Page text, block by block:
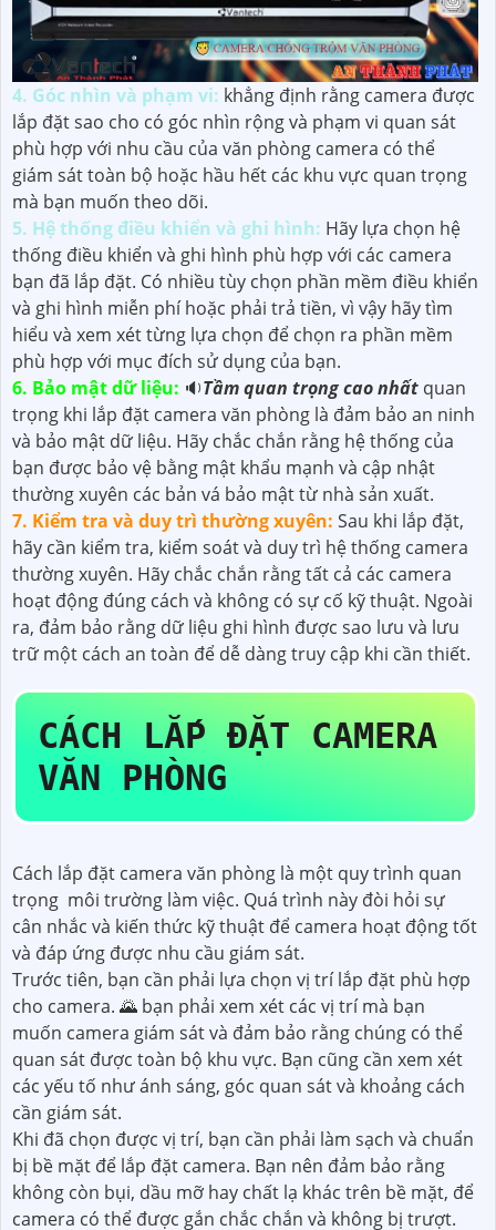
4. Góc nhìn và phạm vi: khẳng định rằng camera được
lắp đặt sao cho có góc nhìn rộng và phạm vi quan sát
phù hợp với nhu cầu của văn phòng camera có thể
giám sát toàn bộ hoặc hầu hết các khu vực quan trọng
mà bạn muốn theo dõi.
5. Hệ thống điều khiển và ghi hình: Hãy lựa chọn hệ
thống điều khiển và ghi hình phù hợp với các camera
bạn đã lắp đặt. Có nhiều tùy chọn phần mềm điều khiển
và ghi hình miễn phí hoặc phải trả tiền, vì vậy hãy tìm
hiểu và xem xét từng lựa chọn để chọn ra phần mềm
phù hợp với mục đích sử dụng của bạn.
6. Bảo mật dữ liệu: 🔉Tầm quan trọng cao nhất quan
trọng khi lắp đặt camera văn phòng là đảm bảo an ninh
và bảo mật dữ liệu. Hãy chắc chắn rằng hệ thống của
bạn được bảo vệ bằng mật khẩu mạnh và cập nhật
thường xuyên các bản vá bảo mật từ nhà sản xuất.
7. Kiểm tra và duy trì thường xuyên: Sau khi lắp đặt,
hãy cần kiểm tra, kiểm soát và duy trì hệ thống camera
thường xuyên. Hãy chắc chắn rằng tất cả các camera
hoạt động đúng cách và không có sự cố kỹ thuật. Ngoài
ra, đảm bảo rằng dữ liệu ghi hình được sao lưu và lưu
trữ một cách an toàn để dễ dàng truy cập khi cần thiết.
CÁCH LẮP ĐẶT CAMERA
VĂN PHÒNG
Cách lắp đặt camera văn phòng là một quy trình quan
trọng môi trường làm việc. Quá trình này đòi hỏi sự
cân nhắc và kiến thức kỹ thuật để camera hoạt động tốt
và đáp ứng được nhu cầu giám sát.
Trước tiên, bạn cần phải lựa chọn vị trí lắp đặt phù hợp
cho camera. 🌄 bạn phải xem xét các vị trí mà bạn
muốn camera giám sát và đảm bảo rằng chúng có thể
quan sát được toàn bộ khu vực. Bạn cũng cần xem xét
các yếu tố như ánh sáng, góc quan sát và khoảng cách
cần giám sát.
Khi đã chọn được vị trí, bạn cần phải làm sạch và chuẩn
bị bề mặt để lắp đặt camera. Bạn nên đảm bảo rằng
không còn bụi, dầu mỡ hay chất lạ khác trên bề mặt, để
camera có thể được gắn chắc chắn và không bị trượt.